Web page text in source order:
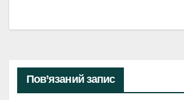
Пов’язаний запис